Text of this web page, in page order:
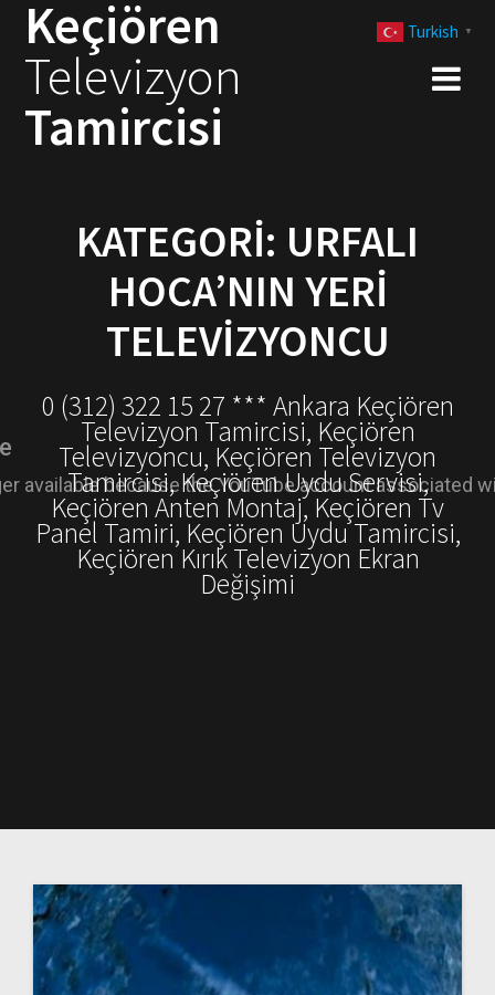
Keçiören
Televizyon
Tamircisi
KATEGORI: URFALI
HOCA’NIN YERI
TELEVIZYONCU
0 (312) 322 15 27 *** Ankara Keçiören
Televizyon Tamircisi, Keçiören
Televizyoncu, Keçiören Televizyon
Tamircisi, Keçiören Uydu Servisi,
Keçiören Anten Montaj, Keçiören Tv
Panel Tamiri, Keçiören Uydu Tamircisi,
Keçiören Kırık Televizyon Ekran
Değişimi
Turkish ▼